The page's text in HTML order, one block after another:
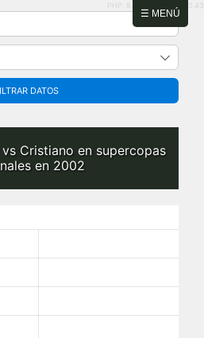
☰ MENÚ
PHP: 8.2.31 | MySQL: 8.0.43
DATOS
Cristiano en supercopas
en 2002